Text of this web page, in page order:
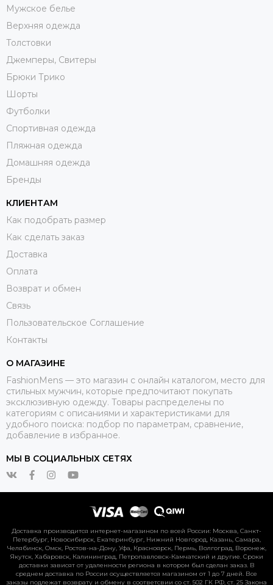
Мужское белье
Верхняя одежда
Толстовки
Джемперы, Свитеры
Брюки Трико
Шорты
Футболки
Спортивная одежда
Пляжная одежда
Домашняя одежда
Бренды
КЛИЕНТАМ
Как подобрать размер
Как сделать заказ
Доставка
Оплата
Возврат и обмен
Связь
Пользовательское Соглашение
Контакты
О МАГАЗИНЕ
FashionMens — это магазин с онлайн каталогом, место для
стильных мужчин, которые предпочитают покупать
эксклюзивную одежду. Товары распределены по
категориям с описаниями и характеристиками для
удобного поиска: подбор по параметрам, сравнение,
добавление в избранное.
МЫ В СОЦИАЛЬНЫХ СЕТЯХ
Доставка производится интернет-магазином по всей России: Москва, Санкт-
Петербург, Новосибирск, Екатеринбург, Нижний Новгород, Казань, Самара,
Челябинск, Омск, Ростов-на-Дону, Уфа, Красноярск, Пермь, Волгоград, Воронеж,
Якутск, Хабаровск, Калининград, Петропавловск-Камчатский и другие. Сроки
доставки зависят от удаленности региона в котором был сделан заказ. В
среднем доставка по России осуществляется магазином от 1 до 7 дней. Все
заказы подлежат возврату и обмену в соответсвии со ст. 502 ГК РФ, ст. 25 Закона